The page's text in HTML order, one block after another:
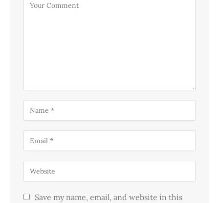
Save my name, email, and website in this